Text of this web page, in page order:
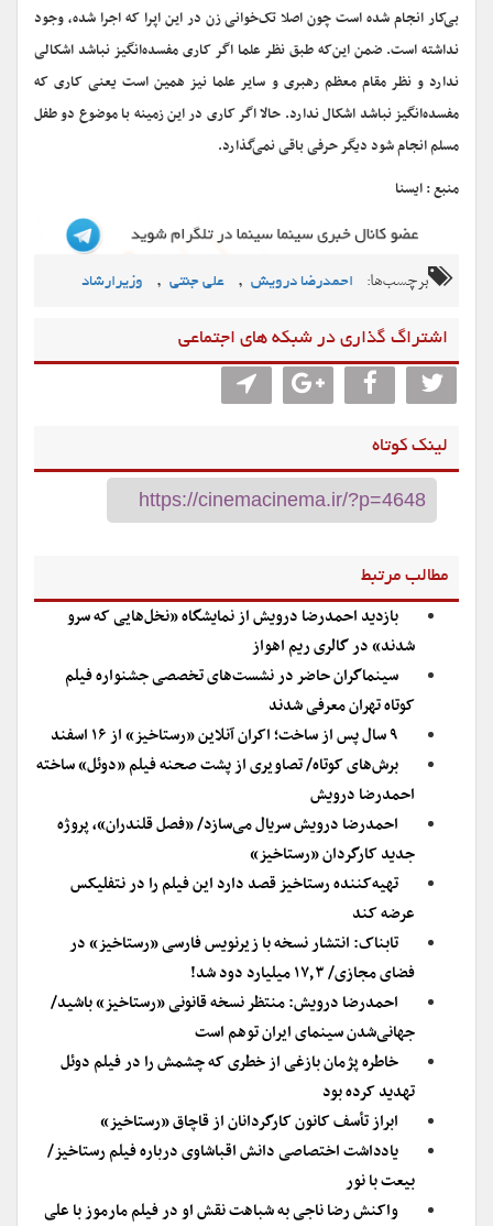
بی‌کار انجام شده است چون اصلا تک‌خوانی زن در این اپرا که اجرا شده، وجود
نداشته است. ضمن این‌که طبق نظر علما اگر کاری مفسده‌انگیز نباشد اشکالی
ندارد و نظر مقام معظم رهبری و سایر علما نیز همین است یعنی کاری که
مفسده‌انگیز نباشد اشکال ندارد. حالا اگر کاری در این زمینه با موضوع دو طفل
مسلم انجام شود دیگر حرفی باقی نمی‌گذارد.
منبع : ایسنا
برچسب‌ها: احمدرضا درویش , علی جنتی , وزیرارشاد
اشتراگ گذاری در شبکه های اجتماعی
لینک کوتاه
مطالب مرتبط
بازدید احمدرضا درویش از نمایشگاه «نخل‌هایی که سرو
شدند» در گالری ریم اهواز
سینماگران حاضر در نشست‌های تخصصی جشنواره فیلم
کوتاه تهران معرفی شدند
۹ سال پس از ساخت؛ اکران آنلاین «رستاخیز» از ۱۶ اسفند
برش‌های کوتاه/ تصاویری از پشت صحنه فیلم «دوئل» ساخته
احمدرضا درویش
احمدرضا درویش سریال می‌سازد/ «فصل قلندران»، پروژه
جدید کارگردان «رستاخیز»
تهیه‌کننده رستاخیز قصد دارد این فیلم را در نتفلیکس
عرضه کند
تابناک: انتشار نسخه با زیرنویس فارسی «رستاخیز» در
فضای مجازی/ ۱۷٫۳ میلیارد دود شد!
احمدرضا درویش: منتظر نسخه قانونی «رستاخیز» باشید/
جهانی‌شدن سینمای ایران توهم است
خاطره پژمان بازغی از خطری که چشمش را در فیلم دوئل
تهدید کرده بود
ابراز تأسف کانون کارگردانان از قاچاق «رستاخیز»
یادداشت اختصاصی دانش اقباشاوی درباره فیلم رستاخیز/
بیعت با نور
واکنش رضا ناجی به شباهت نقش او در فیلم مارموز با علی